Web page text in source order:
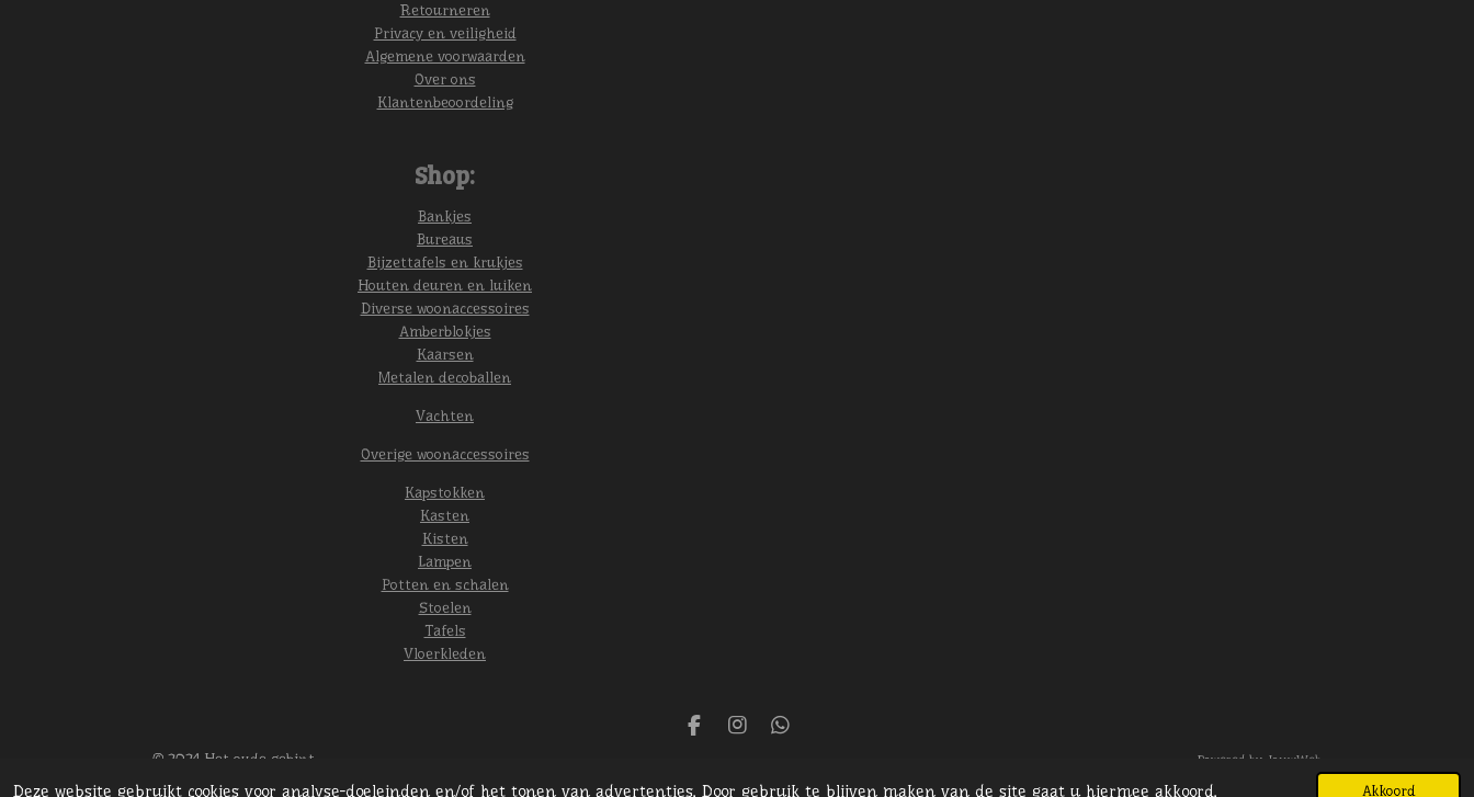
Deze website gebruikt cookies voor analyse-doeleinden en/of het tonen van advertenties. Door gebruik te blijven maken van de site gaat u hiermee akkoord. Akkoord
Retourneren
Privacy en veiligheid
Algemene voorwaarden
Over ons
Klantenbeoordeling
Shop:
Bankjes
Bureaus
Bijzettafels en krukjes
Houten deuren en luiken
Diverse woonaccessoires
Amberblokjes
Kaarsen
Metalen decoballen
Vachten
Overige woonaccessoires
Kapstokken
Kasten
Kisten
Lampen
Potten en schalen
Stoelen
Tafels
Vloerkleden
F
I
W
© 2024 Het oude gebint Powered by JouwWeb